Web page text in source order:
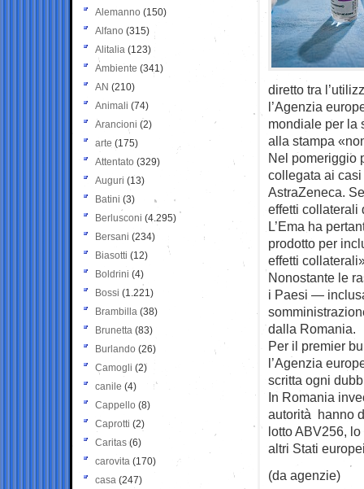
diretto tra
l’Agenzia
mondiale per la
alla stampa
Nel pomeriggio
collegata ai
AstraZeneca.
effetti collaterali
L’Ema ha
prodotto per
effetti
Nonostante le
i Paesi —
dalla Romania.
Per il premier
l’Agenzia
scritta ogni
In Romania
autorità hanno
lotto ABV256,
altri Stati
(da agenzie)
Alemanno (150)
Alfano (315)
Alitalia (123)
Ambiente (341)
AN (210)
Animali (74)
Arancioni (2)
arte (175)
Attentato (329)
Auguri (13)
Batini (3)
Berlusconi (4.295)
Bersani (234)
Biasotti (12)
Boldrini (4)
Bossi (1.221)
Brambilla (38)
Brunetta (83)
Burlando (26)
Camogli (2)
canile (4)
Cappello (8)
Caprotti (2)
Caritas (6)
carovita (170)
casa (247)